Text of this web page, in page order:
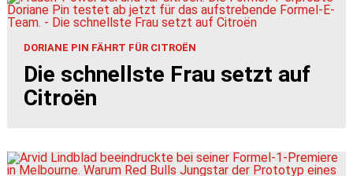
DORIANE PIN FÄHRT FÜR CITROËN
Die schnellste Frau setzt auf
Citroën